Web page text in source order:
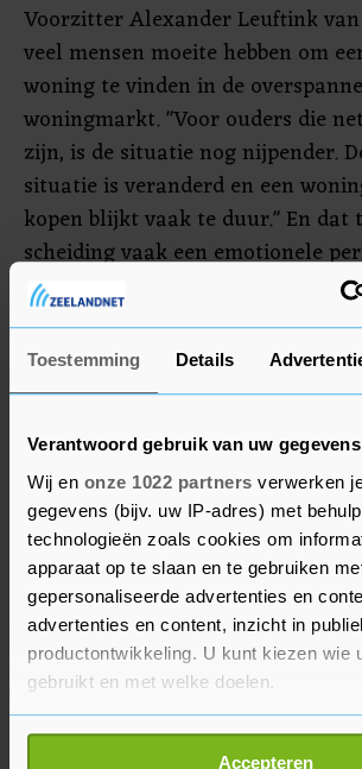
Toestemming Details
Verantwoord gebruik van uw gegevens
Wij en onze 1022 partners verwerken
gegevens (bijv. uw IP-adres) met
technologieën zoals cookies om
apparaat op te slaan en te gebruiken
gepersonaliseerde advertenties en
advertenties en content, inzicht in
productontwikkeling. U kunt kiezen wie
gebruikt en met welke doelen.
Als u het toestaat, willen we ook graag:
Accepteren
Voorzitter Alexander Leuftink van
veel mensen moeite hebben om
woning te vinden in de
woningmarkt. "Voor ouders die
zijn, is de situatie nog nijpender.
situatie is veranderd en een
kopen blijkt vaak te duur." En dat
scheiding vaak een emotionele
waarin mensen tijd nodig hebben
geeft hij aan. "Dat wordt haast
wanneer je nog onder één dak